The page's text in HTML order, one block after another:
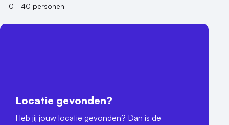
10 - 40 personen
Locatie gevonden?
Heb jij jouw locatie gevonden? Dan is de